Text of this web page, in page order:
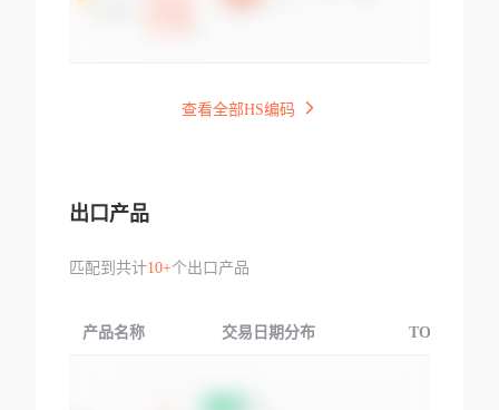
查看全部HS编码
出口产品
匹配到共计10+个出口产品
产品名称 交易日期分布 TOP3交易国